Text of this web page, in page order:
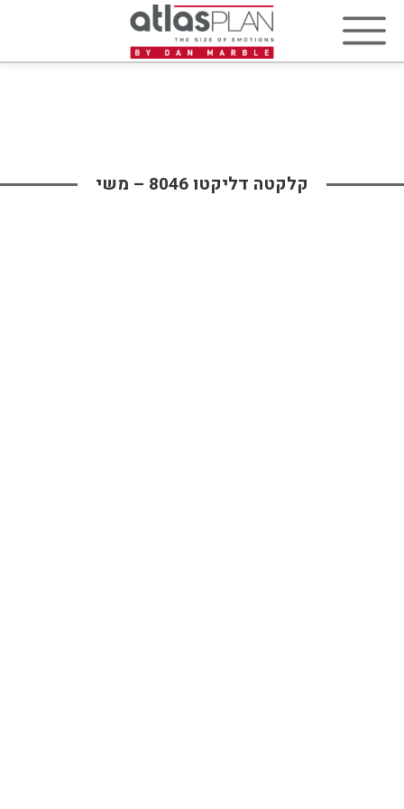
קלקטה דליקטו 8046 – משי